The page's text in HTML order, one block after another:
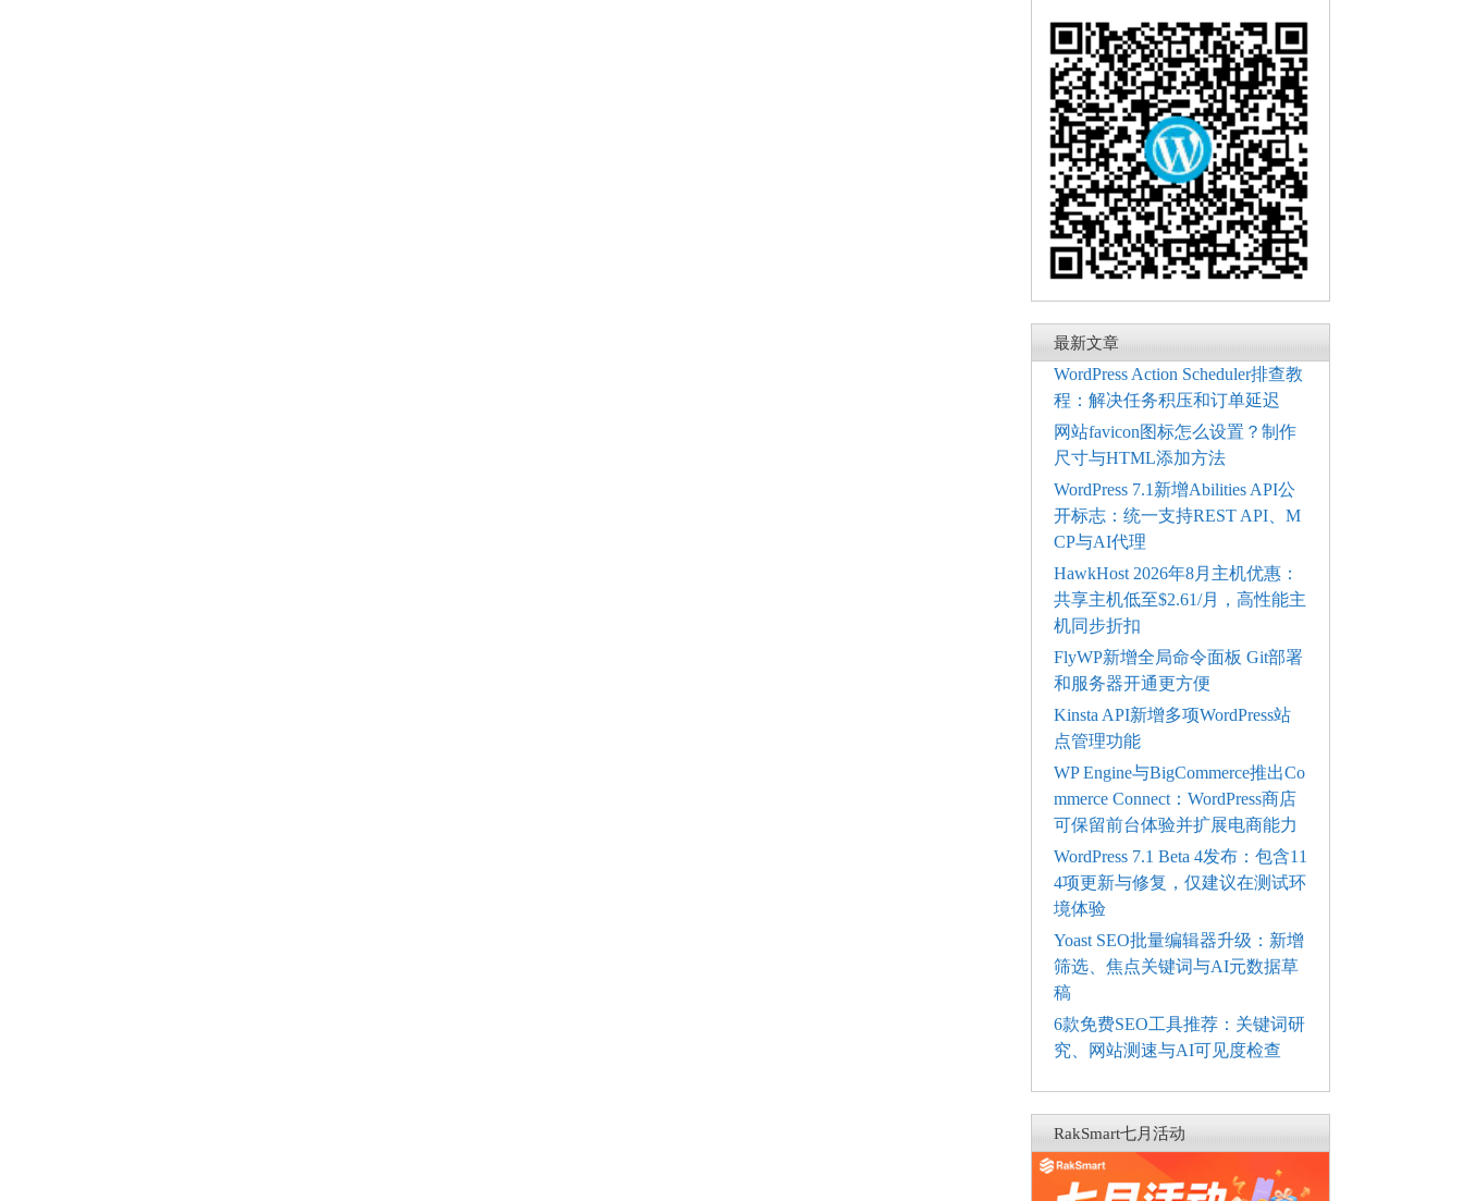
最新文章
WordPress Action Scheduler排查教
程：解决任务积压和订单延迟
网站favicon图标怎么设置？制作
尺寸与HTML添加方法
WordPress 7.1新增Abilities API公
开标志：统一支持REST API、M
CP与AI代理
HawkHost 2026年8月主机优惠：
共享主机低至$2.61/月，高性能主
机同步折扣
FlyWP新增全局命令面板 Git部署
和服务器开通更方便
Kinsta API新增多项WordPress站
点管理功能
WP Engine与BigCommerce推出Co
mmerce Connect：WordPress商店
可保留前台体验并扩展电商能力
WordPress 7.1 Beta 4发布：包含11
4项更新与修复，仅建议在测试环
境体验
Yoast SEO批量编辑器升级：新增
筛选、焦点关键词与AI元数据草
稿
6款免费SEO工具推荐：关键词研
究、网站测速与AI可见度检查
RakSmart七月活动